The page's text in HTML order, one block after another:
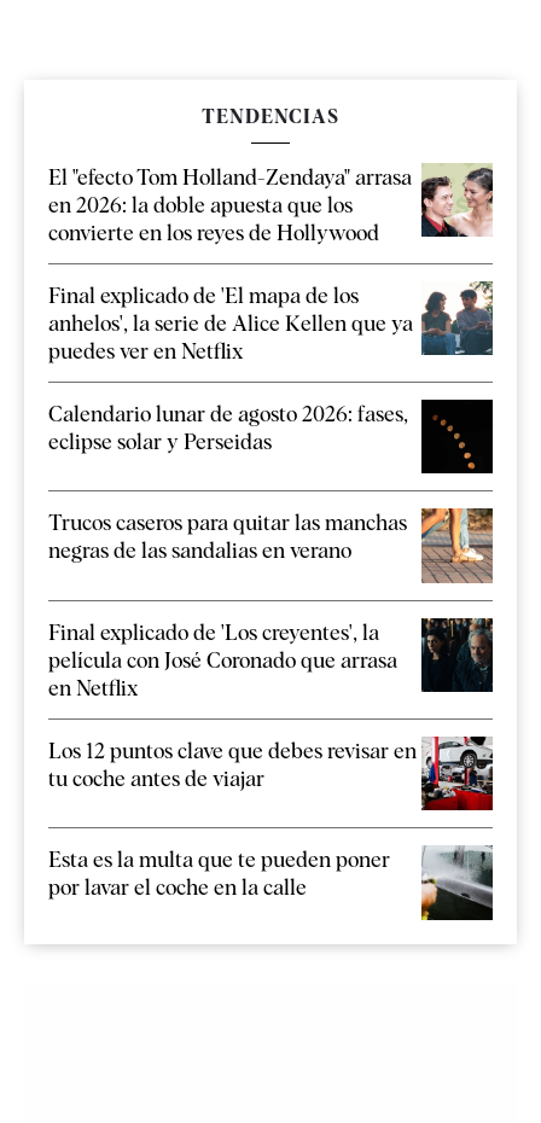
TENDENCIAS
El "efecto Tom Holland-Zendaya" arrasa
en 2026: la doble apuesta que los
convierte en los reyes de Hollywood
Final explicado de 'El mapa de los
anhelos', la serie de Alice Kellen que ya
puedes ver en Netflix
Calendario lunar de agosto 2026: fases,
eclipse solar y Perseidas
Trucos caseros para quitar las manchas
negras de las sandalias en verano
Final explicado de 'Los creyentes', la
película con José Coronado que arrasa
en Netflix
Los 12 puntos clave que debes revisar en
tu coche antes de viajar
Esta es la multa que te pueden poner
por lavar el coche en la calle